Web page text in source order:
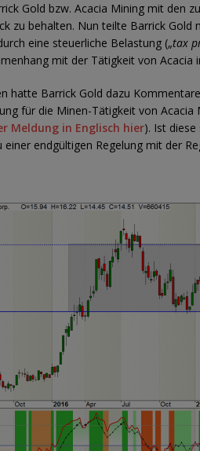
Gold bzw. Acacia Mining mit den
zu behalten. Nun teilte Barrick
eine steuerliche Belastung („tax
mit der Tätigkeit von Acacia
hatte Barrick Gold dazu
für die Minen-Tätigkeit von
Meldung in Englisch hier). Ist
einer endgültigen Regelung mit der